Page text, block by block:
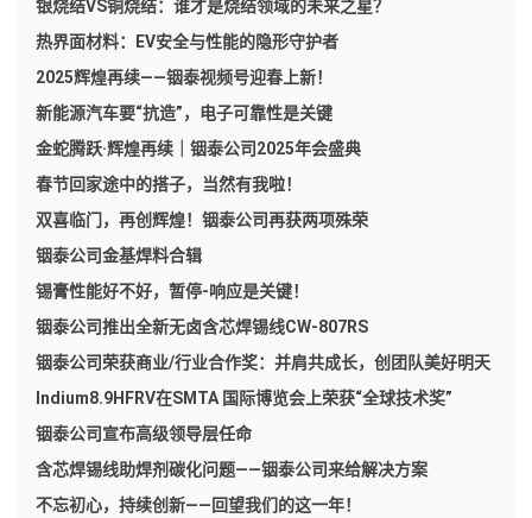
银烧结VS铜烧结：谁才是烧结领域的未来之星？
热界面材料：EV安全与性能的隐形守护者
2025辉煌再续——铟泰视频号迎春上新！
新能源汽车要“抗造”，电子可靠性是关键
金蛇腾跃·辉煌再续｜铟泰公司2025年会盛典
春节回家途中的搭子，当然有我啦！
双喜临门，再创辉煌！铟泰公司再获两项殊荣
铟泰公司金基焊料合辑
锡膏性能好不好，暂停-响应是关键！
铟泰公司推出全新无卤含芯焊锡线CW-807RS
铟泰公司荣获商业/行业合作奖：并肩共成长，创团队美好明天
Indium8.9HFRV在SMTA 国际博览会上荣获“全球技术奖”
铟泰公司宣布高级领导层任命
含芯焊锡线助焊剂碳化问题——铟泰公司来给解决方案
不忘初心，持续创新——回望我们的这一年！